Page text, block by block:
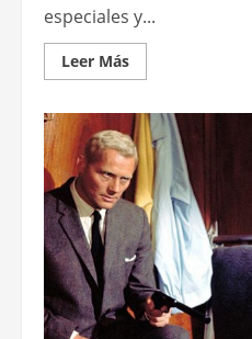
especiales y...
Leer MásLeer
más
Inauguró
Planta,
un
espacio
multidisciplinario
en
el
barrio
de
Parque
Patricios